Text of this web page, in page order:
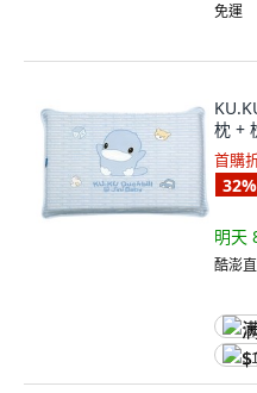
免運
枕 +
首購
32%
明天
酷澎